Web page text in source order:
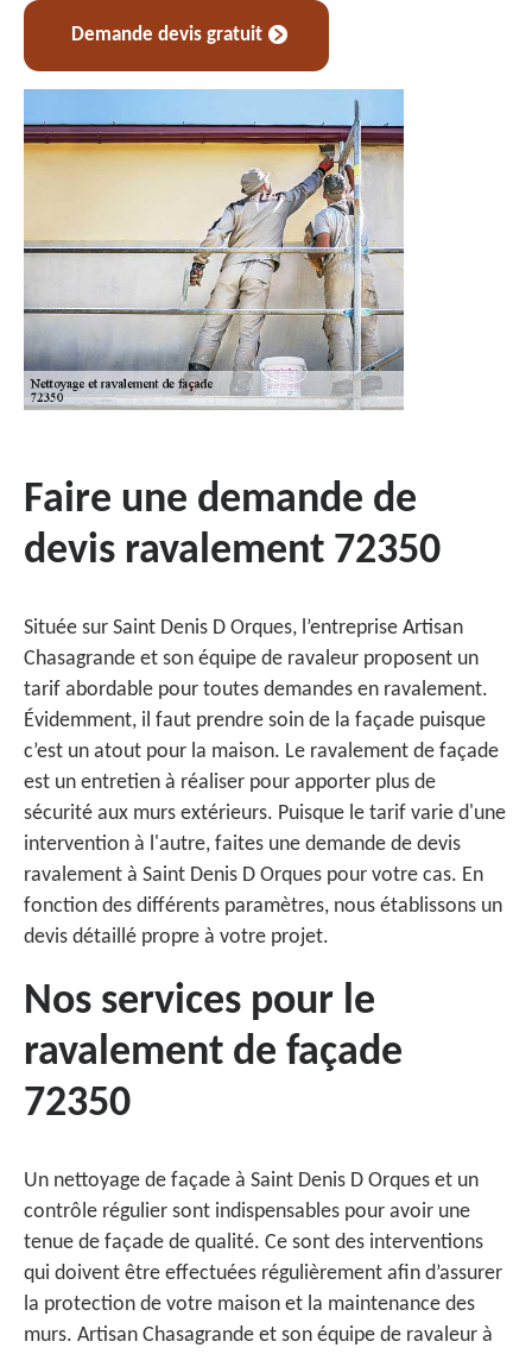
Demande devis gratuit
Faire une demande de
devis ravalement 72350
Située sur Saint Denis D Orques, l’entreprise Artisan
Chasagrande et son équipe de ravaleur proposent un
tarif abordable pour toutes demandes en ravalement.
Évidemment, il faut prendre soin de la façade puisque
c’est un atout pour la maison. Le ravalement de façade
est un entretien à réaliser pour apporter plus de
sécurité aux murs extérieurs. Puisque le tarif varie d'une
intervention à l'autre, faites une demande de devis
ravalement à Saint Denis D Orques pour votre cas. En
fonction des différents paramètres, nous établissons un
devis détaillé propre à votre projet.
Nos services pour le
ravalement de façade
72350
Un nettoyage de façade à Saint Denis D Orques et un
contrôle régulier sont indispensables pour avoir une
tenue de façade de qualité. Ce sont des interventions
qui doivent être effectuées régulièrement afin d’assurer
la protection de votre maison et la maintenance des
murs. Artisan Chasagrande et son équipe de ravaleur à